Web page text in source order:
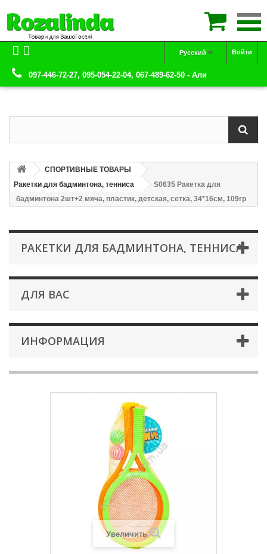
Войти
Русский
097-446-72-27, 095-054-22-04, 067-489-62-50 - Али
СПОРТИВНЫЕ ТОВАРЫ
Ракетки для бадминтона, тенниса
S0635 Ракетка для
бадминтона 2шт+2 мяча, пластик, детская, сетка, 34*16см, 109гр
РАКЕТКИ ДЛЯ БАДМИНТОНА, ТЕННИСА
ДЛЯ ВАС
ИНФОРМАЦИЯ
Увеличить
